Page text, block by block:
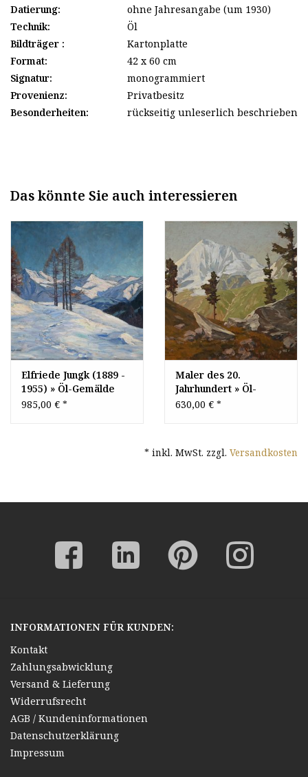
Datierung:
ohne Jahresangabe (um 1930)
Technik:
Öl
Bildträger :
Kartonplatte
Format:
42 x 60 cm
Signatur:
monogrammiert
Provenienz:
Privatbesitz
Besonderheiten:
rückseitig unleserlich beschrieben
Das könnte Sie auch interessieren
Elfriede Jungk (1889 -
1955) » Öl-Gemälde
Alpen Landschaft
985,00 € *
Maler des 20.
Jahrhundert » Öl-
Gemälde
630,00 € *
* inkl. MwSt. zzgl. Versandkosten
INFORMATIONEN FÜR KUNDEN:
Kontakt
Zahlungsabwicklung
Versand & Lieferung
Widerrufsrecht
AGB / Kundeninformationen
Datenschutzerklärung
Impressum